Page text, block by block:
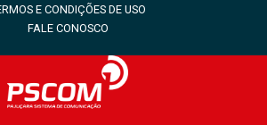
E CONDIÇÕES DE USO
FALE CONOSCO